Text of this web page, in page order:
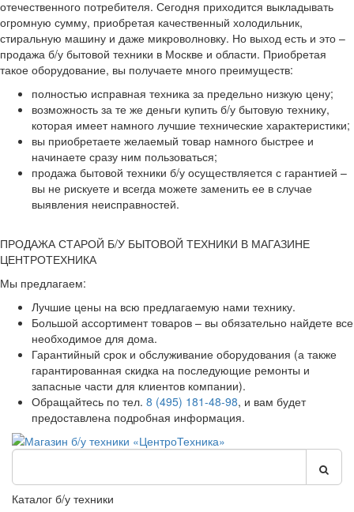
отечественного потребителя. Сегодня приходится выкладывать
огромную сумму, приобретая качественный холодильник,
стиральную машину и даже микроволновку. Но выход есть и это –
продажа б/у бытовой техники в Москве и области. Приобретая
такое оборудование, вы получаете много преимуществ:
полностью исправная техника за предельно низкую цену;
возможность за те же деньги купить б/у бытовую технику,
которая имеет намного лучшие технические характеристики;
вы приобретаете желаемый товар намного быстрее и
начинаете сразу ним пользоваться;
продажа бытовой техники б/у осуществляется с гарантией –
вы не рискуете и всегда можете заменить ее в случае
выявления неисправностей.
ПРОДАЖА СТАРОЙ Б/У БЫТОВОЙ ТЕХНИКИ В МАГАЗИНЕ
ЦЕНТРОТЕХНИКА
Мы предлагаем:
Лучшие цены на всю предлагаемую нами технику.
Большой ассортимент товаров – вы обязательно найдете все
необходимое для дома.
Гарантийный срок и обслуживание оборудования (а также
гарантированная скидка на последующие ремонты и
запасные части для клиентов компании).
Обращайтесь по тел. 8 (495) 181-48-98, и вам будет
предоставлена подробная информация.
Каталог б/у техники